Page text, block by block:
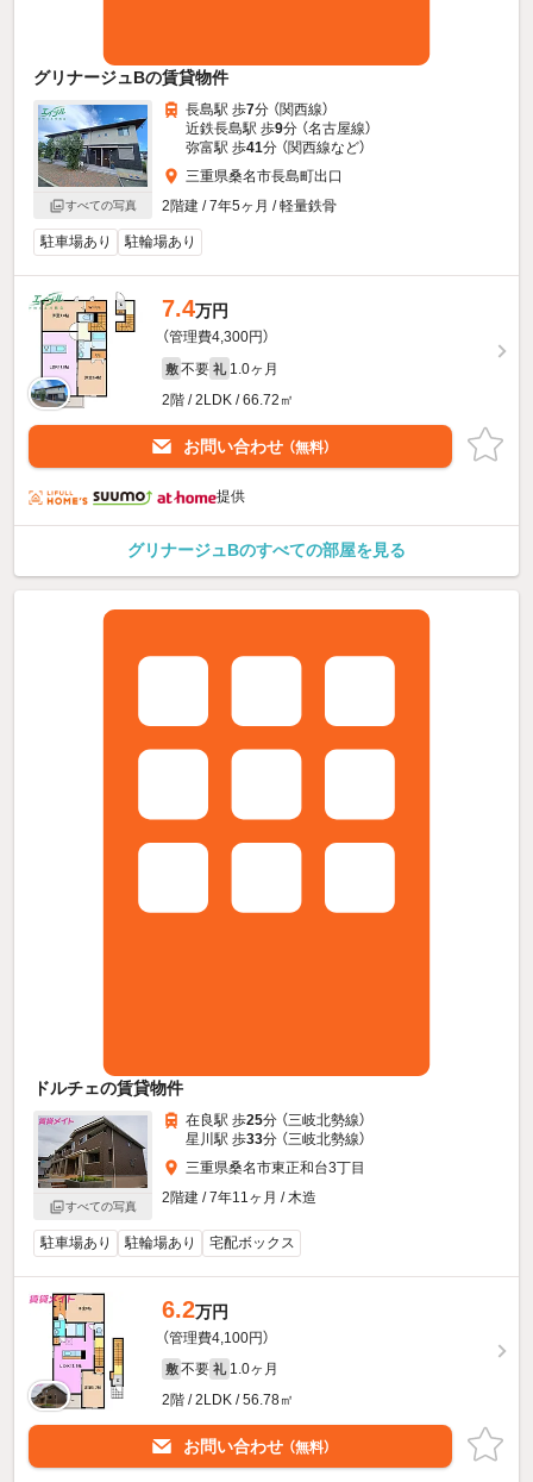
グリナージュBの賃貸物件
すべての写真
長島駅 歩7分 （関西線）
近鉄長島駅 歩9分 （名古屋線）
弥富駅 歩41分 （関西線など）
三重県桑名市長島町出口
2階建 / 7年5ヶ月 / 軽量鉄骨
駐車場あり 駐輪場あり
7.4万円
（管理費4,300円）
敷 不要 礼 1.0ヶ月
2階 / 2LDK / 66.72㎡
お問い合わせ （無料）
提供
グリナージュBのすべての部屋を見る
ドルチェの賃貸物件
すべての写真
在良駅 歩25分 （三岐北勢線）
星川駅 歩33分 （三岐北勢線）
三重県桑名市東正和台3丁目
2階建 / 7年11ヶ月 / 木造
駐車場あり 駐輪場あり 宅配ボックス
6.2万円
（管理費4,100円）
敷 不要 礼 1.0ヶ月
2階 / 2LDK / 56.78㎡
お問い合わせ （無料）